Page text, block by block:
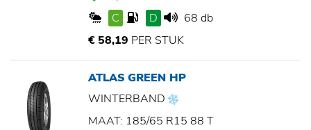
C
D
68 db
€ 58,19 PER STUK
ATLAS GREEN HP
WINTERBAND
MAAT: 185/65 R15 88 T